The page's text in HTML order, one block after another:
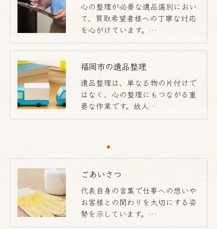
心の整理が必要な遺品選別におい
て、買取希望者様への丁寧な対応
を心がけています。…
福岡市の遺品整理
遺品整理は、単なる物の片付けで
はなく、心の整理にもつながる重
要な作業です。故人…
ごあいさつ
代表自身の言葉で仕事への想いや
お客様との関わりを大切にする姿
勢を示しています。…